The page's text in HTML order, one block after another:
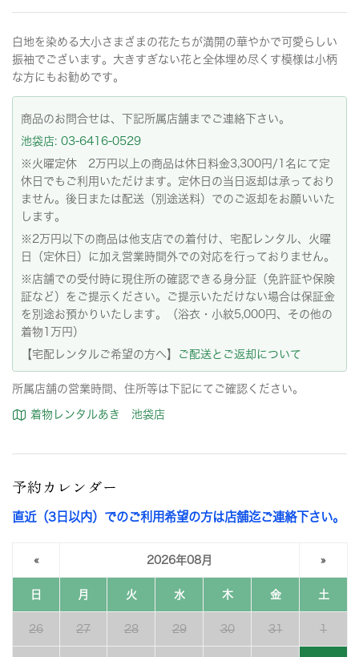
白地を染める大小さまざまの花たちが満開の華やかで可愛らしい
振袖でございます。大きすぎない花と全体埋め尽くす模様は小柄
な方にもお勧めです。
商品のお問合せは、下記所属店舗までご連絡下さい。
池袋店: 03-6416-0529
※火曜定休 2万円以上の商品は休日料金3,300円/1名にて定
休日でもご利用いただけます。定休日の当日返却は承っており
ません。後日または配送（別途送料）でのご返却をお願いいた
します。
※2万円以下の商品は他支店での着付け、宅配レンタル、火曜
日（定休日）に加え営業時間外での対応を行っておりません。
※店舗での受付時に現住所の確認できる身分証（免許証や保険
証など）をご提示ください。ご提示いただけない場合は保証金
を別途お預かりいたします。（浴衣・小紋5,000円、その他の
着物1万円）
【宅配レンタルご希望の方へ】
ご配送とご返却について
所属店舗の営業時間、住所等は下記にてご確認ください。
着物レンタルあき 池袋店
予約カレンダー
直近（3日以内）でのご利用希望の方は店舗迄ご連絡下さい。
« 2026年08月 »
日 月 火 水 木 金 土
26 27 28 29 30 31 1